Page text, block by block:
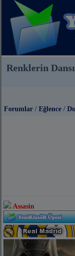
Renklerin Dansı
Forumlar / Eğlence /
Assasin